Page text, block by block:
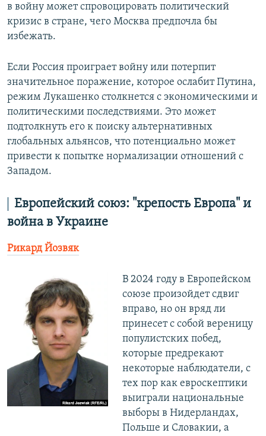
в войну может спровоцировать политический
кризис в стране, чего Москва предпочла бы
избежать.
Если Россия проиграет войну или потерпит
значительное поражение, которое ослабит Путина,
режим Лукашенко столкнется с экономическими и
политическими последствиями. Это может
подтолкнуть его к поиску альтернативных
глобальных альянсов, что потенциально может
привести к попытке нормализации отношений с
Западом.
Европейский союз: "крепость Европа" и
война в Украине
Рикард Йозвяк
В 2024 году в Европейском
союзе произойдет сдвиг
вправо, но он вряд ли
принесет с собой вереницу
популистских побед,
которые предрекают
некоторые наблюдатели, с
тех пор как евроскептики
выиграли национальные
выборы в Нидерландах,
Польше и Словакии, а